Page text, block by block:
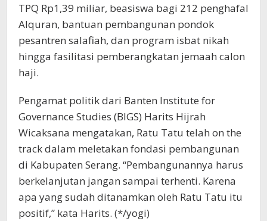
TPQ Rp1,39 miliar, beasiswa bagi 212 penghafal
Alquran, bantuan pembangunan pondok
pesantren salafiah, dan program isbat nikah
hingga fasilitasi pemberangkatan jemaah calon
haji.
Pengamat politik dari Banten Institute for
Governance Studies (BIGS) Harits Hijrah
Wicaksana mengatakan, Ratu Tatu telah on the
track dalam meletakan fondasi pembangunan
di Kabupaten Serang. “Pembangunannya harus
berkelanjutan jangan sampai terhenti. Karena
apa yang sudah ditanamkan oleh Ratu Tatu itu
positif,” kata Harits. (*/yogi)